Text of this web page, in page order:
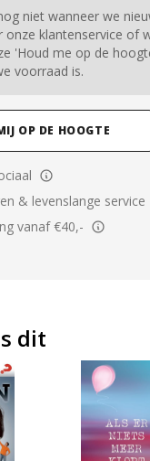
niet wanneer we
onze klantenservice of
'Houd me op de
voorraad is.
OP DE HOOGTE
& levenslange service
vanaf €40,-
dit